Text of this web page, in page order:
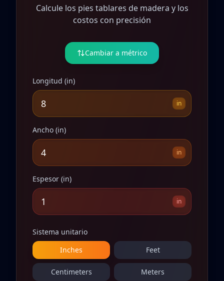
Calcule los pies tablares de madera y los
costos con precisión
Cambiar a métrico
Longitud (in)
in
Ancho (in)
in
Espesor (in)
in
Sistema unitario
Inches
Feet
Centimeters Meters